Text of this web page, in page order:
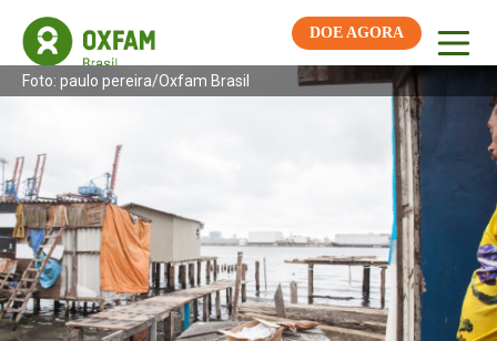
DOE AGORA
Foto: paulo pereira/Oxfam Brasil